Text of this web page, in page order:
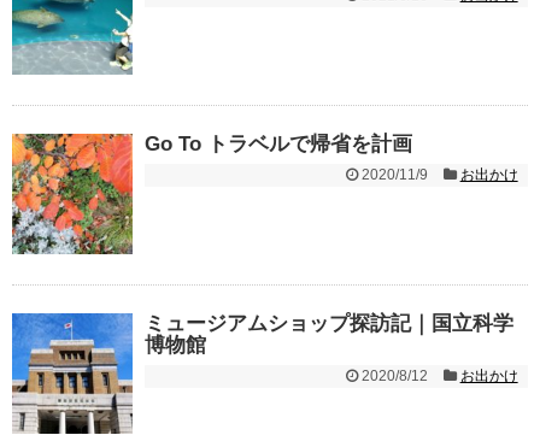
Go To トラベルで帰省を計画
2020/11/9 お出かけ
ミュージアムショップ探訪記｜国立科学
博物館
2020/8/12 お出かけ